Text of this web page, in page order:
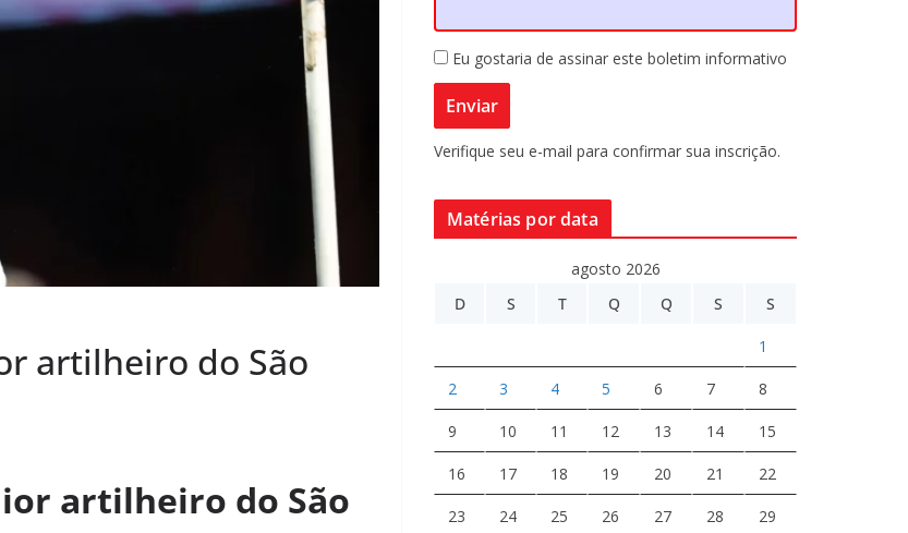
artilheiro do São
artilheiro do São
Eu gostaria de assinar este boletim informativo
Verifique seu e-mail para confirmar sua inscrição.
Matérias por data
agosto 2026
D
S T Q Q S S
1
2 3 4 5 6 7 8
9 10 11 12 13 14 15
16 17 18 19 20 21 22
23 24 25 26 27 28 29